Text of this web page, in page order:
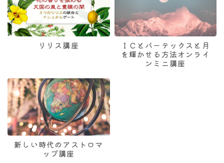
リリス講座
ＩＣとバーテックスと月
を輝かせる方法オンライ
ンミニ講座
新しい時代のアストロマ
ップ講座